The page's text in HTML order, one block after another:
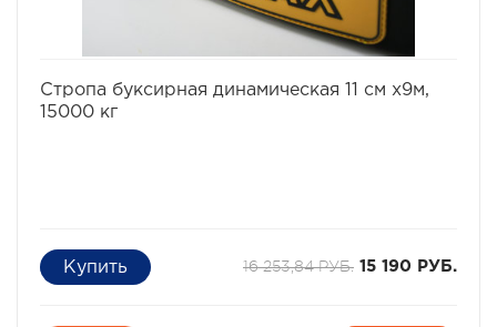
Стропа буксирная динамическая 11 см х9м,
15000 кг
16 253,84 РУБ. 15 190 РУБ.